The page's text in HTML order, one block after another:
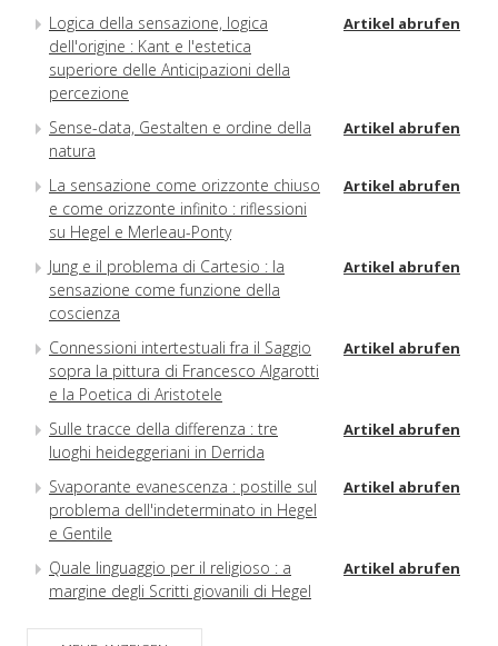
Logica della sensazione, logica
dell'origine : Kant e l'estetica
superiore delle Anticipazioni della
percezione
Artikel abrufen
Sense-data, Gestalten e ordine della
natura
Artikel abrufen
La sensazione come orizzonte chiuso
e come orizzonte infinito : riflessioni
su Hegel e Merleau-Ponty
Artikel abrufen
Jung e il problema di Cartesio : la
sensazione come funzione della
coscienza
Artikel abrufen
Connessioni intertestuali fra il Saggio
sopra la pittura di Francesco Algarotti
e la Poetica di Aristotele
Artikel abrufen
Sulle tracce della differenza : tre
luoghi heideggeriani in Derrida
Artikel abrufen
Svaporante evanescenza : postille sul
problema dell'indeterminato in Hegel
e Gentile
Artikel abrufen
Quale linguaggio per il religioso : a
margine degli Scritti giovanili di Hegel
Artikel abrufen
Heidegger e le passioni del pensiero :